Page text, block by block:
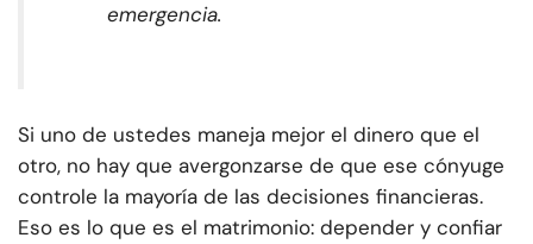
emergencia.
Si uno de ustedes maneja mejor el dinero que el
otro, no hay que avergonzarse de que ese cónyuge
controle la mayoría de las decisiones financieras.
Eso es lo que es el matrimonio: depender y confiar